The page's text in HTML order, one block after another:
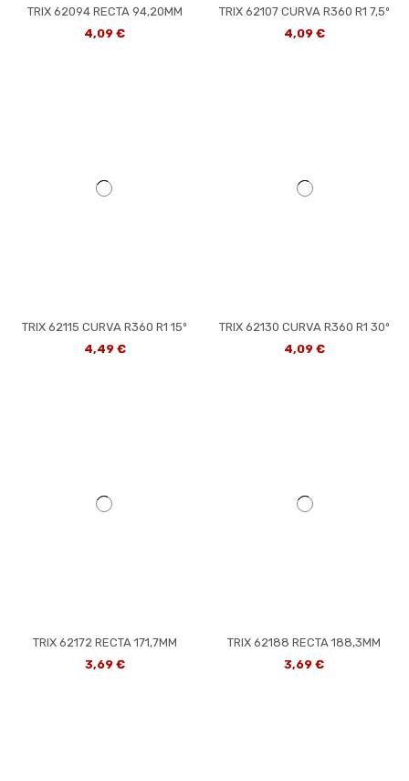
TRIX 62094 RECTA 94,20MM
4,09 €
TRIX 62107 CURVA R360 R1 7,5º
4,09 €
TRIX 62115 CURVA R360 R1 15º
4,49 €
TRIX 62130 CURVA R360 R1 30º
4,09 €
TRIX 62172 RECTA 171,7MM
3,69 €
TRIX 62188 RECTA 188,3MM
3,69 €